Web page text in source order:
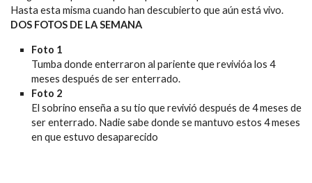
Hasta esta misma cuando han descubierto que aún está vivo.
DOS FOTOS DE LA SEMANA
Foto 1
Tumba donde enterraron al pariente que revivióa los 4
meses después de ser enterrado.
Foto 2
El sobrino enseña a su tio que revivió después de 4 meses de
ser enterrado. Nadie sabe donde se mantuvo estos 4 meses
en que estuvo desaparecido